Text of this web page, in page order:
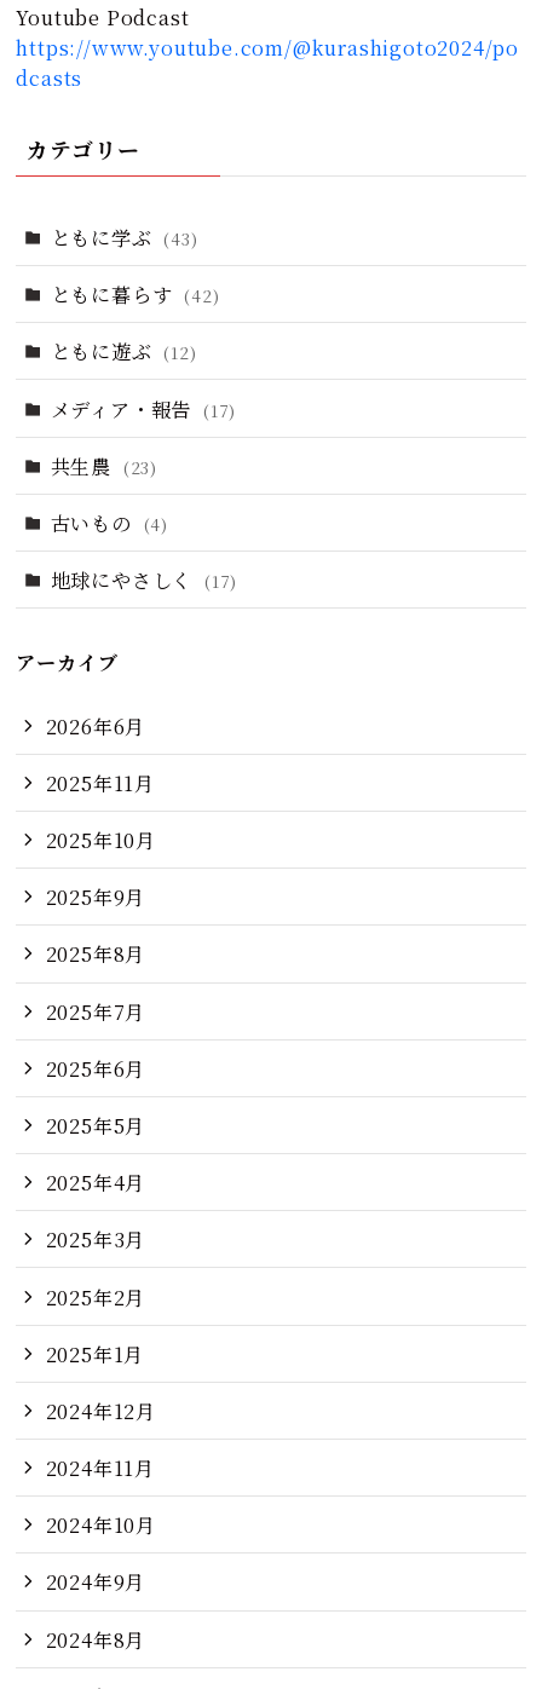
Youtube Podcast
https://www.youtube.com/@kurashigoto2024/po
dcasts
カテゴリー
ともに学ぶ (43)
ともに暮らす (42)
ともに遊ぶ (12)
メディア・報告 (17)
共生農 (23)
古いもの (4)
地球にやさしく (17)
アーカイブ
2026年6月
2025年11月
2025年10月
2025年9月
2025年8月
2025年7月
2025年6月
2025年5月
2025年4月
2025年3月
2025年2月
2025年1月
2024年12月
2024年11月
2024年10月
2024年9月
2024年8月